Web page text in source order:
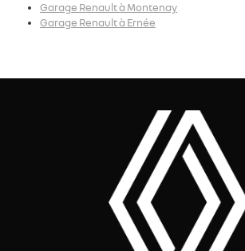
Garage Renault à Montenay
Garage Renault à Ernée